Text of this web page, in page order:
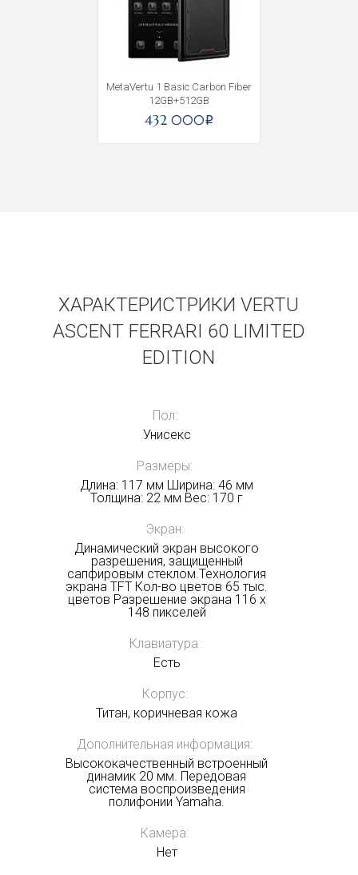
MetaVertu 1 Basic Carbon Fiber
12GB+512GB
432 000i
ХАРАКТЕРИСТРИКИ VERTU
ASCENT FERRARI 60 LIMITED
EDITION
Пол:
Унисекс
Размеры:
Длина: 117 мм Ширина: 46 мм
Толщина: 22 мм Вес: 170 г
Экран:
Динамический экран высокого
разрешения, защищенный
сапфировым стеклом.Технология
экрана TFT Кол-во цветов 65 тыс.
цветов Разрешение экрана 116 x
148 пикселей
Клавиатура:
Есть
Корпус:
Титан, коричневая кожа
Дополнительная информация:
Высококачественный встроенный
динамик 20 мм. Передовая
система воспроизведения
полифонии Yamaha.
Камера:
Нет
Получать на почту